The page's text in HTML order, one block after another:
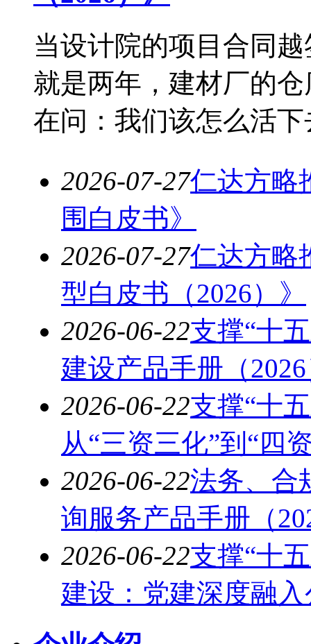
当设计院的项目合同
就是两年，建材厂的
在问：我们该怎么活
2026-07-27仁达方略
围白皮书》
2026-07-27仁达方略
型白皮书（2026）》
2026-06-22支撑“十
建设产品手册（
2026-06-22支撑“十
从“三资三化”到“四
2026-06-22法务、合
询服务产品手册（
2026-06-22支撑“十
建设：党建深度融